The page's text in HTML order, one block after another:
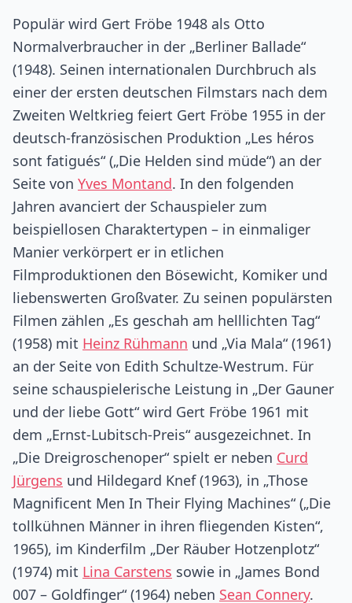
Populär wird Gert Fröbe 1948 als Otto
Normalverbraucher in der „Berliner Ballade“
(1948). Seinen internationalen Durchbruch als
einer der ersten deutschen Filmstars nach dem
Zweiten Weltkrieg feiert Gert Fröbe 1955 in der
deutsch-französischen Produktion „Les héros
sont fatigués“ („Die Helden sind müde“) an der
Seite von Yves Montand. In den folgenden
Jahren avanciert der Schauspieler zum
beispiellosen Charaktertypen – in einmaliger
Manier verkörpert er in etlichen
Filmproduktionen den Bösewicht, Komiker und
liebenswerten Großvater. Zu seinen populärsten
Filmen zählen „Es geschah am helllichten Tag“
(1958) mit Heinz Rühmann und „Via Mala“ (1961)
an der Seite von Edith Schultze-Westrum. Für
seine schauspielerische Leistung in „Der Gauner
und der liebe Gott“ wird Gert Fröbe 1961 mit
dem „Ernst-Lubitsch-Preis“ ausgezeichnet. In
„Die Dreigroschenoper“ spielt er neben Curd
Jürgens und Hildegard Knef (1963), in „Those
Magnificent Men In Their Flying Machines“ („Die
tollkühnen Männer in ihren fliegenden Kisten“,
1965), im Kinderfilm „Der Räuber Hotzenplotz“
(1974) mit Lina Carstens sowie in „James Bond
007 – Goldfinger“ (1964) neben Sean Connery.